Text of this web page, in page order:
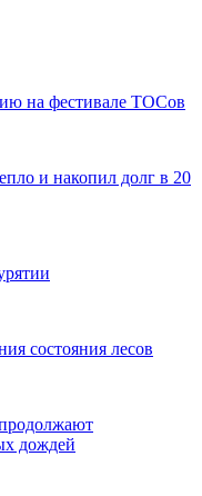
на фестивале ТОСов
и накопил долг в 20
состояния лесов
дождей